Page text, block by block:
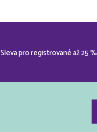
Sleva pro registrované až 25 %